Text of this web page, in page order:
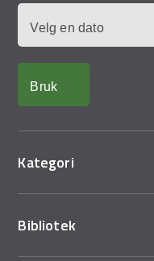
Kategori
Bibliotek